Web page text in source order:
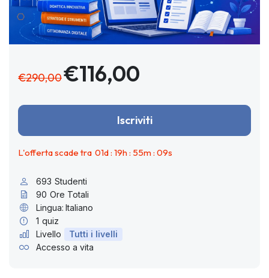
€290,00€116,00
Iscriviti
L'offerta scade tra 01d : 19h : 55m : 08s
693 Studenti
90 Ore Totali
Lingua: Italiano
1 quiz
Livello
Tutti i livelli
Accesso a vita